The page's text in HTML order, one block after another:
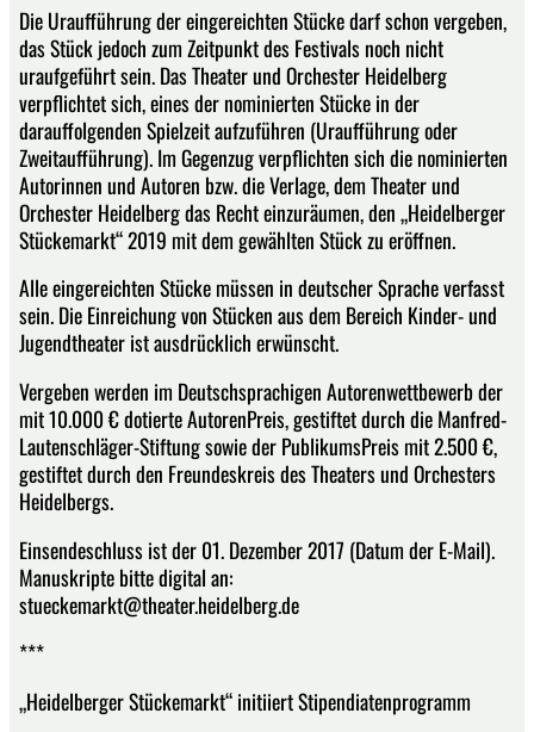
Die Uraufführung der eingereichten Stücke darf schon vergeben,
das Stück jedoch zum Zeitpunkt des Festivals noch nicht
uraufgeführt sein. Das Theater und Orchester Heidelberg
verpflichtet sich, eines der nominierten Stücke in der
darauffolgenden Spielzeit aufzuführen (Uraufführung oder
Zweitaufführung). Im Gegenzug verpflichten sich die nominierten
Autorinnen und Autoren bzw. die Verlage, dem Theater und
Orchester Heidelberg das Recht einzuräumen, den „Heidelberger
Stückemarkt“ 2019 mit dem gewählten Stück zu eröffnen.
Alle eingereichten Stücke müssen in deutscher Sprache verfasst
sein. Die Einreichung von Stücken aus dem Bereich Kinder- und
Jugendtheater ist ausdrücklich erwünscht.
Vergeben werden im Deutschsprachigen Autorenwettbewerb der
mit 10.000 € dotierte AutorenPreis, gestiftet durch die Manfred-
Lautenschläger-Stiftung sowie der PublikumsPreis mit 2.500 €,
gestiftet durch den Freundeskreis des Theaters und Orchesters
Heidelbergs.
Einsendeschluss ist der 01. Dezember 2017 (Datum der E-Mail).
Manuskripte bitte digital an:
stueckemarkt@theater.heidelberg.de
***
„Heidelberger Stückemarkt“ initiiert Stipendiatenprogramm